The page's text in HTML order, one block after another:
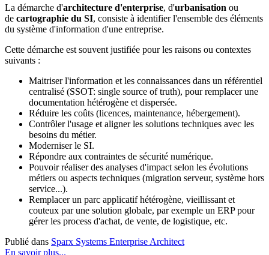
La démarche d'architecture d'enterprise, d'urbanisation ou
de cartographie du SI, consiste à identifier l'ensemble des éléments
du système d'information d'une entreprise.
Cette démarche est souvent justifiée pour les raisons ou contextes
suivants :
Maitriser l'information et les connaissances dans un référentiel
centralisé (SSOT: single source of truth), pour remplacer une
documentation hétérogène et dispersée.
Réduire les coûts (licences, maintenance, hébergement).
Contrôler l'usage et aligner les solutions techniques avec les
besoins du métier.
Moderniser le SI.
Répondre aux contraintes de sécurité numérique.
Pouvoir réaliser des analyses d'impact selon les évolutions
métiers ou aspects techniques (migration serveur, système hors
service...).
Remplacer un parc applicatif hétérogène, vieillissant et
couteux par une solution globale, par exemple un ERP pour
gérer les process d'achat, de vente, de logistique, etc.
Publié dans Sparx Systems Enterprise Architect
En savoir plus...